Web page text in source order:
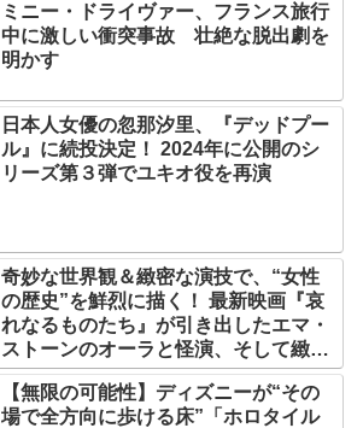
ミニー・ドライヴァー、フランス旅行
中に激しい衝突事故 壮絶な脱出劇を
明かす
日本人女優の忽那汐里、『デッドプー
ル』に続投決定！ 2024年に公開のシ
リーズ第３弾でユキオ役を再演
奇妙な世界観＆緻密な演技で、“女性
の歴史”を鮮烈に描く！ 最新映画『哀
れなるものたち』が引き出したエマ・
ストーンのオーラと怪演、そして緻密
すぎる演技力！ これは女性の“自由意
志”の物語［レビュー＆解説］
【無限の可能性】ディズニーが“その
場で全方向に歩ける床”「ホロタイル